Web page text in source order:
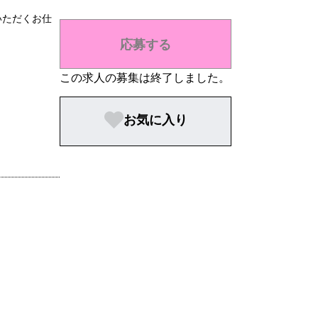
だくお仕
応募する
この求人の募集は終了しました。
お気に入り